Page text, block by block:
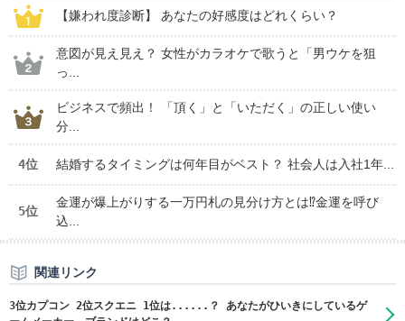
【嫌われ度診断】 あなたの好感度はどれくらい？
意図が見え見え？ 女性がカラオケで歌うと「男ウケを狙
っ...
ビジネスで頻出！ 「頂く」と「いただく」の正しい使い
分...
4位 結婚するタイミングは何年目がベスト？ 社会人は入社1年...
5位
金運が爆上がりする一万円札の見分け方とは⁉金運を呼び
込...
関連リンク
3位カプコン 2位スクエニ 1位は......？ あなたがひいきにしているゲ